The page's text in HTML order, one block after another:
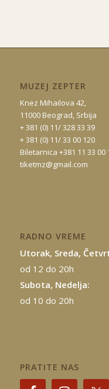
MUZEJ ZEPTER
Knez Mihailova 42,
11000 Beograd, Srbija
+ 381 (0) 11/ 328 33 39
+ 381 (0) 11/ 33 00 120
Biletarnica +381 11 33 00
tiketmz@gmail.com
RADNO VREME
Utorak, Sreda,
od 12 do 20h
Subota, Nedelja:
od 10 do 20h
PRATITE NAS